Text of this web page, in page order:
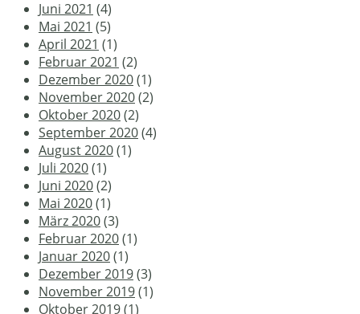
Juni 2021 (4)
Mai 2021 (5)
April 2021 (1)
Februar 2021 (2)
Dezember 2020(1)
November 2020(2)
Oktober 2020(2)
September 2020(4)
August 2020(1)
Juli 2020(1)
Juni 2020(2)
Mai 2020(1)
März 2020(3)
Februar 2020(1)
Januar 2020(1)
Dezember 2019(3)
November 2019(1)
Oktober 2019(1)